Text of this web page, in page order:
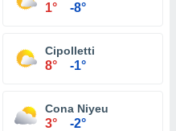
1° -8°
Cipolletti
8° -1°
Cona Niyeu
3° -2°